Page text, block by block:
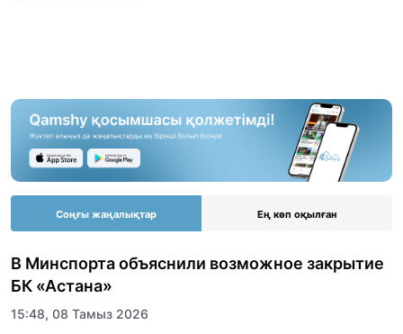
Соңғы жаңалықтар Ең көп оқылған
В Минспорта объяснили возможное закрытие
БК «Астана»
15:48, 08 Тамыз 2026